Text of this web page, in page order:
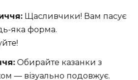
Щасливчики! Вам пасує
яка форма.
Обирайте казанки з
— візуально подовжує.